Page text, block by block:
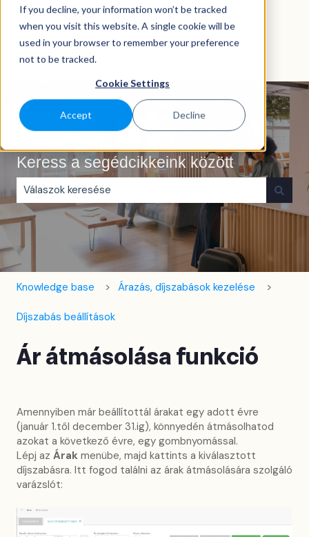
If you decline, your information won’t be tracked
when you visit this website. A single cookie will be
used in your browser to remember your preference
not to be tracked.
Cookie Settings
Accept Decline
MagyarAlmenü megjelenítése fordításokhoz
Keress a segédcikkeink között
Nincs javaslat, mert üres a keresőmező.
Knowledge base Árazás, díjszabások kezelése
Díjszabás beállítások
Ár átmásolása funkció
Amennyiben már beállítottál árakat egy adott évre
(január 1.től december 31.ig), könnyedén átmásolhatod
azokat a következő évre, egy gombnyomással.
Lépj az Árak menübe, majd kattints a kiválasztott
díjszabásra. Itt fogod találni az árak átmásolására szolgáló
varázslót: